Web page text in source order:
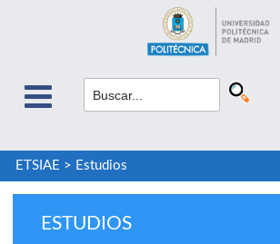
ETSIAE > Estudios
ESTUDIOS